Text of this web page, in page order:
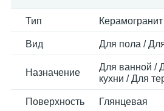
Тип Керамогранит
Вид Для пола /
Назначение
Для ванной /
кухни / Для
Поверхность Глянцевая